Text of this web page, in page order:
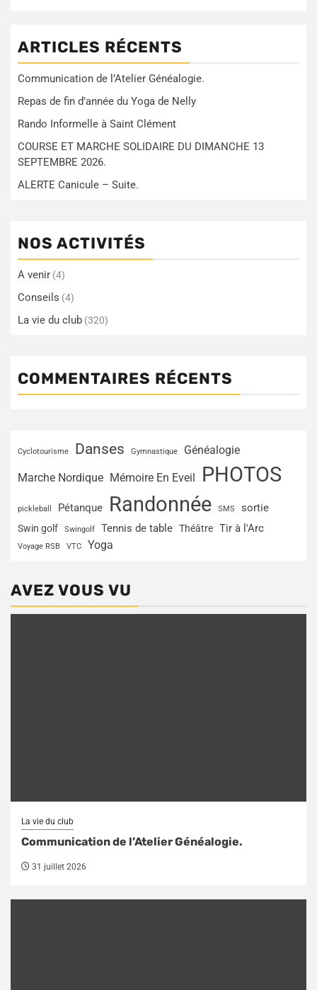
ARTICLES RÉCENTS
Communication de l’Atelier Généalogie.
Repas de fin d’année du Yoga de Nelly
Rando Informelle à Saint Clément
COURSE ET MARCHE SOLIDAIRE DU DIMANCHE 13
SEPTEMBRE 2026.
ALERTE Canicule – Suite.
NOS ACTIVITÉS
A venir (4)
Conseils (4)
La vie du club (320)
COMMENTAIRES RÉCENTS
Cyclotourisme Danses Gymnastique Généalogie
Marche Nordique Mémoire En Eveil PHOTOS
pickleball Pétanque Randonnée SMS sortie
Swin golf Swingolf Tennis de table Théâtre Tir à l'Arc
Voyage RSB VTC Yoga
AVEZ VOUS VU
La vie du club
Communication de l’Atelier Généalogie.
31 juillet 2026